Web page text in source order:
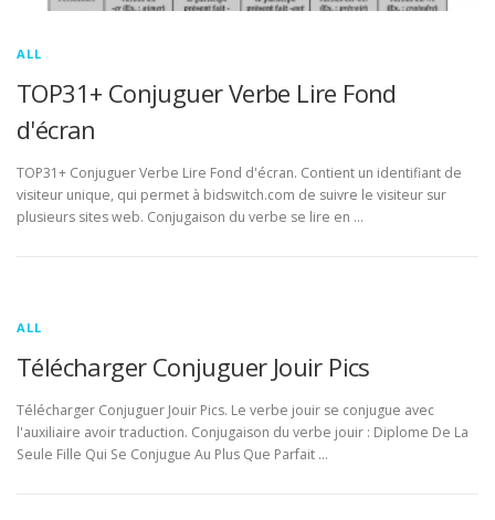
ALL
TOP31+ Conjuguer Verbe Lire Fond
d'écran
TOP31+ Conjuguer Verbe Lire Fond d'écran. Contient un identifiant de
visiteur unique, qui permet à bidswitch.com de suivre le visiteur sur
plusieurs sites web. Conjugaison du verbe se lire en …
ALL
Télécharger Conjuguer Jouir Pics
Télécharger Conjuguer Jouir Pics. Le verbe jouir se conjugue avec
l'auxiliaire avoir traduction. Conjugaison du verbe jouir : Diplome De La
Seule Fille Qui Se Conjugue Au Plus Que Parfait …